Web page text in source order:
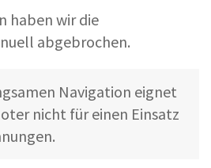
haben wir die
abgebrochen.
Navigation eignet
nicht für einen Einsatz